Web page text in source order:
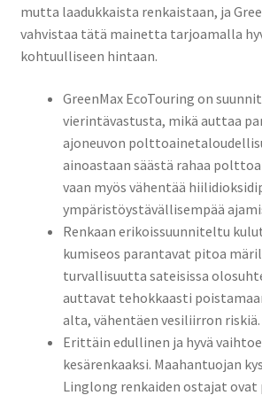
mutta laadukkaista renkaistaan, ja
vahvistaa tätä mainetta tarjoamalla
kohtuulliseen hintaan.
GreenMax EcoTouring on
vierintävastusta, mikä auttaa
ajoneuvon
ainoastaan säästä rahaa
vaan myös vähentää
ympäristöystävällisempää
Renkaan erikoissuunniteltu
kumiseos parantavat pitoa
turvallisuutta sateisissa
auttavat tehokkaasti
alta, vähentäen vesiliirron riskiä.
Erittäin edullinen ja hyvä
kesärenkaaksi. Maahantuojan
Linglong renkaiden ostajat ovat